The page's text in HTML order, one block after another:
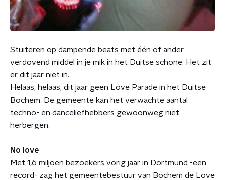
Stuiteren op dampende beats met één of ander
verdovend middel in je mik in het Duitse schone. Het zit
er dit jaar niet in.
Helaas, helaas, dit jaar geen Love Parade in het Duitse
Bochem. De gemeente kan het verwachte aantal
techno- en danceliefhebbers gewoonweg niet
herbergen.
No love
Met 1,6 miljoen bezoekers vorig jaar in Dortmund -een
record- zag het gemeentebestuur van Bochem de Love